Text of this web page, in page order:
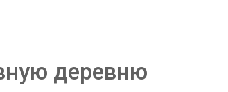
деревню